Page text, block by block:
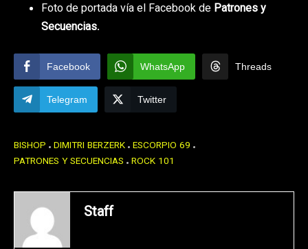
Foto de portada vía el Facebook de Patrones y
Secuencias.
Facebook WhatsApp Threads
Telegram Twitter
BISHOP DIMITRI BERZERK ESCORPIO 69
PATRONES Y SECUENCIAS ROCK 101
Staff